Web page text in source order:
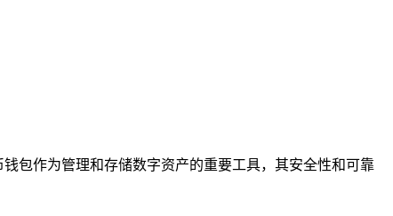
包作为管理和存储数字资产的重要工具，其安全性和可靠